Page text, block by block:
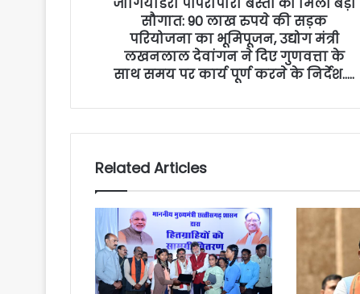
सौगात: 90 लाख रुपये की सड़क
परियोजना का भूमिपूजन, उद्योग मंत्री
लखनलाल देवांगन ने दिए गुणवत्ता के
साथ समय पर कार्य पूर्ण करने के निर्देश…..
Related Articles